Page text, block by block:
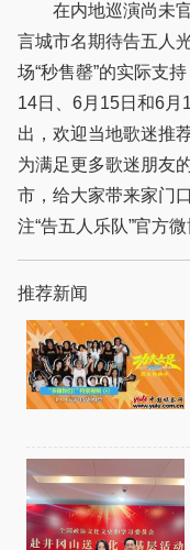
在内地巡演尚未官
言城市名期待告五人
场“秒售罄”的实际支
14日、6月15日和6月
出，欢迎当地歌迷推
为满足更多歌迷朋友
市，给大家带来家门
注“告五人乐队”官方
推荐新闻